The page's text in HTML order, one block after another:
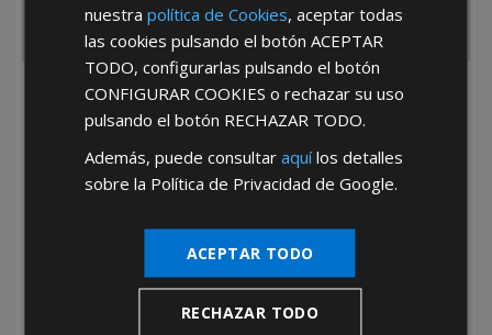
He leído y acepto laPolítica de Privacidad
*Abstenerse particulares, sólo venta a tiendas y empresas minoristas y
nuestrapolítica de Cookies, aceptar todas
las cookies pulsando el botónACEPTAR
TODO, configurarlas pulsando el botón
CONFIGURAR COOKIES o rechazar su uso
pulsando el botón RECHAZAR TODO.
Además, puede consultaraquílos detalles
sobre la Política de Privacidad de Google.
ACEPTAR TODO
RECHAZAR TODO